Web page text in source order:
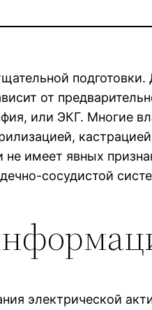
от
или ЭКГ. Многие
имеет явных
сосудистой
электрической